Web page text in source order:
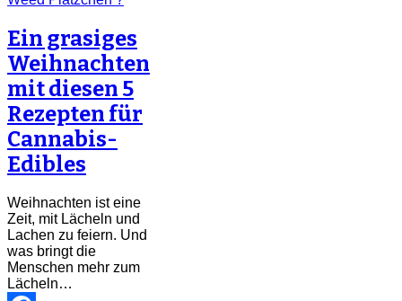
Ein grasiges
Weihnachten
mit diesen 5
Rezepten für
Cannabis-
Edibles
Weihnachten ist eine
Zeit, mit Lächeln und
Lachen zu feiern. Und
was bringt die
Menschen mehr zum
Lächeln…